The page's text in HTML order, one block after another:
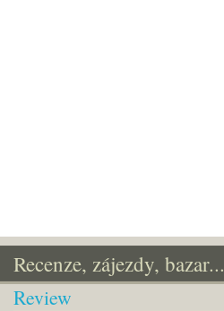
Recenze, zájezdy, bazar...
Review